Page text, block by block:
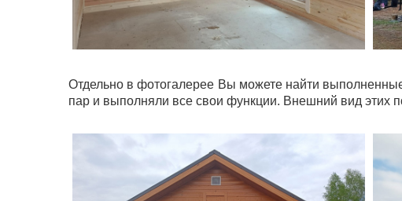
Отдельно в фотогалерее Вы можете найти
пар и выполняли все свои функции. Внешний вид этих